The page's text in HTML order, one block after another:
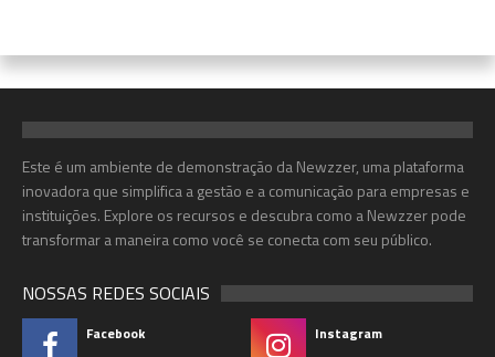
Este é um ambiente de demonstração da Newzzer, uma plataforma
inovadora que simplifica a gestão e a comunicação para empresas e
instituições. Explore os recursos e descubra como a Newzzer pode
transformar a maneira como você se conecta com seu público.
NOSSAS REDES SOCIAIS
Facebook Instagram